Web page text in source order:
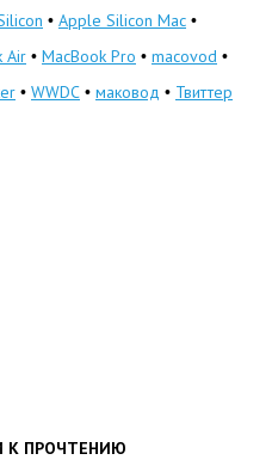
• Apple Silicon Mac •
Air • MacBook Pro • macovod •
• WWDC • маковод • Твиттер
К ПРОЧТЕНИЮ